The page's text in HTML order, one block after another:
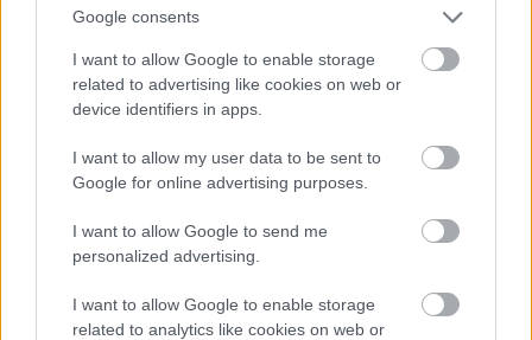
Google consents
I want to allow Google to enable storage
related to advertising like cookies on web or
device identifiers in apps.
I want to allow my user data to be sent to
Google for online advertising purposes.
I want to allow Google to send me
personalized advertising.
I want to allow Google to enable storage
related to analytics like cookies on web or
LASĪTĀKIE
Aršo zodiaka zīmju pārstāvjiem labāk
nestrīdēties: viņi vienmēr atradīs veidu,
Ārstinosauc četrus augļus ar kuru ēšanu
pēc 45 gadu vecuma nevajadzētu pārlieku
aizrauties
Atcelt Ziņot